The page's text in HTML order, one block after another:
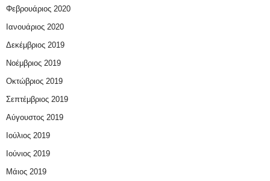
Φεβρουάριος 2020
Ιανουάριος 2020
Δεκέμβριος 2019
Νοέμβριος 2019
Οκτώβριος 2019
Σεπτέμβριος 2019
Αύγουστος 2019
Ιούλιος 2019
Ιούνιος 2019
Μάιος 2019